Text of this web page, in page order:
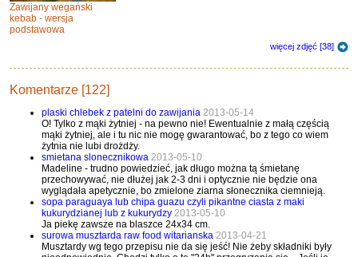
Zawijany wegański
kebab - wersja
podstawowa
więcej zdjęć [38]
Komentarze [122]
plaski chlebek z patelni do zawijania 2013-05-14
O! Tylko z mąki żytniej - na pewno nie! Ewentualnie z małą częścią
mąki żytniej, ale i tu nic nie mogę gwarantować, bo z tego co wiem
żytnia nie lubi drożdży.
smietana slonecznikowa 2013-05-10
Madeline - trudno powiedzieć, jak długo można tą śmietanę
przechowywać, nie dłużej jak 2-3 dni i optycznie nie będzie ona
wyglądała apetycznie, bo zmielone ziarna słonecznika ciemnieją.
sopa paraguaya lub chipa guazu czyli pikantne ciasta z maki
kukurydzianej lub z kukurydzy 2013-05-10
Ja piekę zawsze na blaszce 24x34 cm.
surowa musztarda raw food witarianska 2013-04-21
Musztardy wg tego przepisu nie da się jeść! Nie żeby składniki były